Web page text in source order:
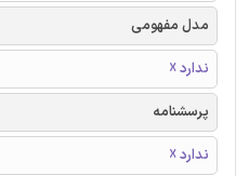
مدل مفهومی
ندارد ☓
پرسشنامه
ندارد ☓